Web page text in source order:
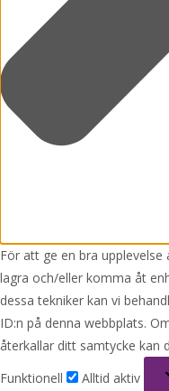
För att ge en bra
lagra och/eller komma åt
dessa tekniker kan vi
ID:n på denna webbplats.
återkallar ditt samtycke kan
Funktionell
Alltid aktiv